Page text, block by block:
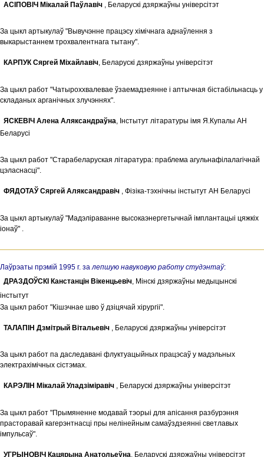
АСIПОВIЧ Мікалай Паўлавіч , Беларускi дзяржаўны унiверсiтэт
За цыкл артыкулаў "Вывучэнне працэсу хімічнага аднаўлення з
выкарыстаннем трохвалентнага тытану".
КАРПУК Сяргей Міхайлавіч, Беларускi дзяржаўны унiверсiтэт
За цыкл работ "Чатыроххвалевае ўзаемадзеянне i аптычная бiстабiльнасць у
складаных арганiчных злучэннях".
ЯСКЕВIЧ Алена Аляксандраўна , Iнстытут лiтаратуры iмя Я.Купалы АН
Беларусi
За цыкл работ "Старабеларуская лiтаратура: праблема агульнафiлалагiчнай
цэласнасцi".
ФЯДОТАЎ Сяргей Аляксандравіч , Фiзiка-тэхнiчны iнстытут АН Беларусi
За цыкл артыкулаў "Мадэліраванне высокаэнергетычнай імплантацыі цяжкіх
іонаў" .
Лаўрэаты прэмій 1995 г. за лепшую навуковую работу студэнтаў:
ДРАЗДОЎСКІ Канстанцiн Вiкенцьевiч , Мінскі дзяржаўны медыцынскі
iнстытут
За цыкл работ "Кiшэчнае шво ў дзiцячай хiрургii".
ТАЛАПIН Дзмітрый Вітальевіч , Беларускi дзяржаўны унiверсiтэт
За цыкл работ па даследавані флуктуацыйных працэсаў у мадэльных
электрахімічных сістэмах.
КАРЭЛIН Мікалай Уладзіміравіч , Беларускi дзяржаўны унiверсiтэт
За цыкл работ "Прымяненне модавай тэорыі для апісання разбурэння
прасторавай кагерэнтнасці пры нелінейным самаўздзеянні светлавых
імпульсаў".
УГРЫНОВIЧ Кацярына Анатольеўна , Беларускi дзяржаўны унiверсiтэт